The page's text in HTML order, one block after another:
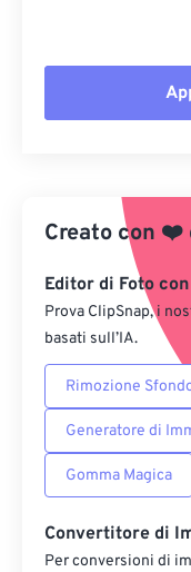
Applica da
Salva come
Creato con ❤️
Editor di Foto
Prova ClipSnap, i
basati sull’IA.
Rimozione
Generatore di
Gomma Magica
Convertitore di
Per conversioni di